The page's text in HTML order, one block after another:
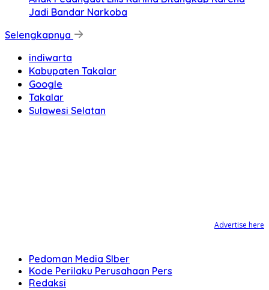
Jadi Bandar Narkoba
Selengkapnya
indiwarta
Kabupaten Takalar
Google
Takalar
Sulawesi Selatan
Advertise here
Pedoman Media SIber
Kode Perilaku Perusahaan Pers
Redaksi